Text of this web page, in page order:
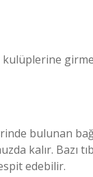
bulunan
kalır. Bazı
edebilir.